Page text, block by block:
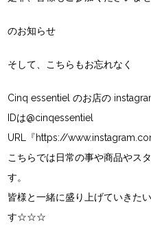
のお知らせ
そして、こちらもお忘れなく
Cinq essentielのお店の
IDは@cinqessentiel
URL
『https://
こちらでは日常の事や商品やス
す。
皆様と一緒に盛り上げていきた
す☆☆☆